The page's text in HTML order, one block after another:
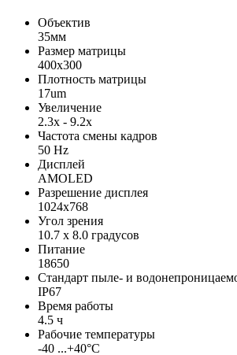
Объектив
35мм
Размер матрицы
400х300
Плотность матрицы
17um
Увеличение
2.3x - 9.2x
Частота смены кадров
50 Hz
Дисплей
AMOLED
Разрешение дисплея
1024x768
Угол зрения
10.7 x 8.0 градусов
Питание
18650
Стандарт пыле- и
IP67
Время работы
4.5 ч
Рабочие температуры
-40 ...+40°C